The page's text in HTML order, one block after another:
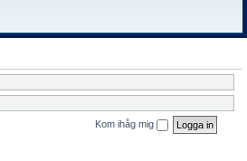
Kom ihåg mig